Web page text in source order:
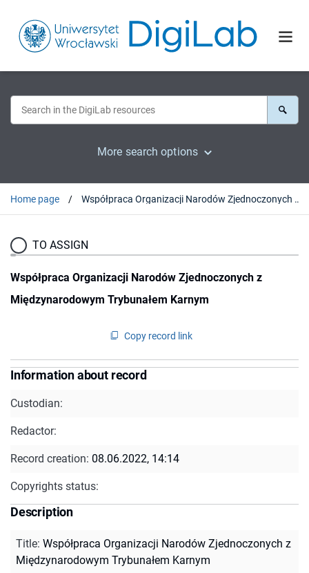
More search options
Home page Współpraca Organizacji Narodów Zjednoczonych z Międzynarodowym Trybunałem Karnym
TO ASSIGN
Współpraca Organizacji Narodów Zjednoczonych z
Międzynarodowym Trybunałem Karnym
Copy record link
Information about record
Custodian:
Redactor:
Record creation: 08.06.2022, 14:14
Copyrights status:
Description
Title: Współpraca Organizacji Narodów Zjednoczonych z
Międzynarodowym Trybunałem Karnym